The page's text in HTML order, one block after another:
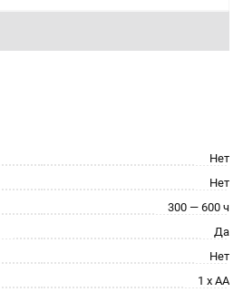
Нет
Нет
300 — 600 ч
Да
Нет
1 x AA